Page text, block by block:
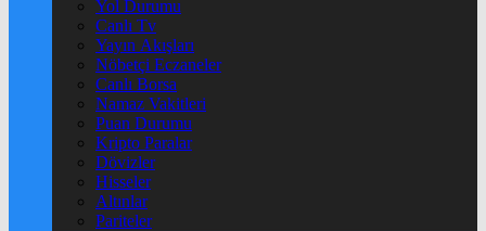
Yol Durumu
Canlı Tv
Yayın Akışları
Nöbetçi Eczaneler
Canlı Borsa
Namaz Vakitleri
Puan Durumu
Kripto Paralar
Dövizler
Hisseler
Altınlar
Pariteler